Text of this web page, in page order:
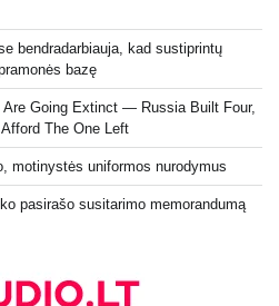
bendradarbiauja, kad sustiprintų
bazę
Are Going Extinct — Russia Built Four,
The One Left
motinystės uniformos nurodymus
pasirašo susitarimo memorandumą